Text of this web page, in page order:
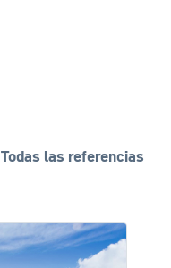
Todas las referencias